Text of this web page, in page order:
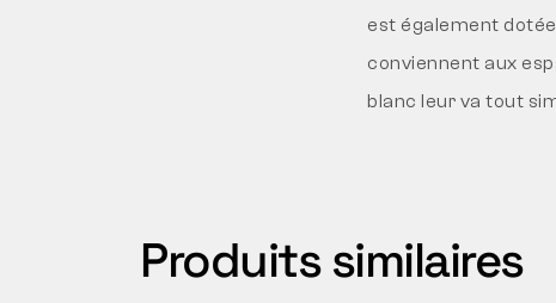
est également
conviennent aux
blanc leur va tout
Produits similaires